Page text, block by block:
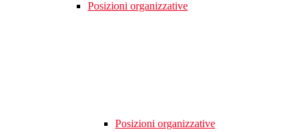
Posizioni organizzative
Posizioni organizzative